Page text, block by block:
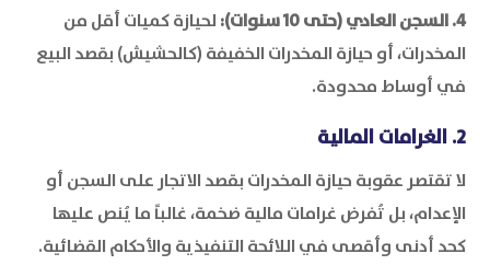
4. السجن العادي (حتى 10 سنوات):
لحيازة كميات أقل من
المخدرات، أو حيازة المخدرات الخفيفة (كالحشيش) بقصد البيع
في أوساط محدودة.
2. الغرامات المالية
لا تقتصر عقوبة حيازة المخدرات بقصد الاتجار على السجن أو
الإعدام، بل تُفرض غرامات مالية ضخمة، غالباً ما يُنص عليها
كحد أدنى وأقصى في اللائحة التنفيذية والأحكام القضائية.